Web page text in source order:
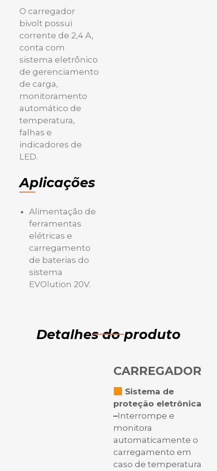
O carregador
bivolt possui
corrente de 2,4 A,
conta com
sistema eletrônico
de gerenciamento
de carga,
monitoramento
automático de
temperatura,
falhas e
indicadores de
LED.
Aplicações
Alimentação de
ferramentas
elétricas e
carregamento
de baterias do
sistema
EVOlution 20V.
Detalhes do produto
CARREGADOR
Sistema de
proteção eletrônica
–Interrompe e
monitora
automaticamente o
carregamento em
caso de temperatura